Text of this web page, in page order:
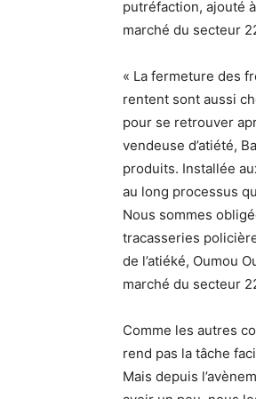
putréfaction, ajouté
marché du secteur
« La fermeture des
rentent sont aussi
pour se retrouver
vendeuse d’atiété,
produits. Installée
au long processus
Nous sommes
tracasseries
de l’atiéké, Oumou
marché du secteur
Comme les autres
rend pas la tâche
Mais depuis